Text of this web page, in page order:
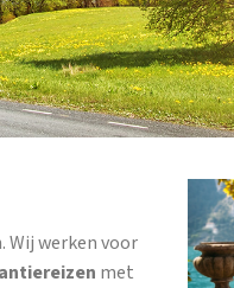
Wij werken voor
met